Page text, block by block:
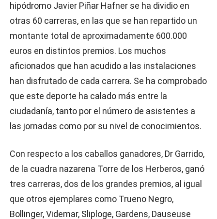
hipódromo Javier Piñar Hafner se ha dividio en
otras 60 carreras, en las que se han repartido un
montante total de aproximadamente 600.000
euros en distintos premios. Los muchos
aficionados que han acudido a las instalaciones
han disfrutado de cada carrera. Se ha comprobado
que este deporte ha calado más entre la
ciudadanía, tanto por el número de asistentes a
las jornadas como por su nivel de conocimientos.
Con respecto a los caballos ganadores, Dr Garrido,
de la cuadra nazarena Torre de los Herberos, ganó
tres carreras, dos de los grandes premios, al igual
que otros ejemplares como Trueno Negro,
Bollinger, Videmar, Sliploge, Gardens, Dauseuse